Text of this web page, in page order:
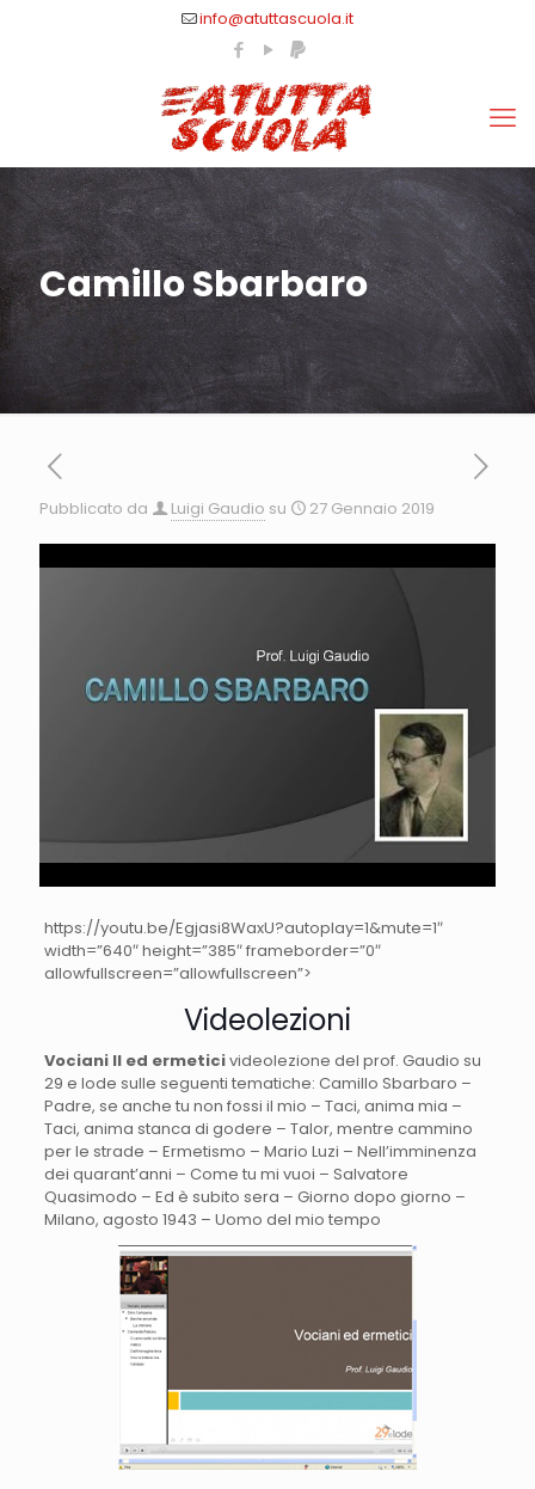
info@atuttascuola.it
Camillo Sbarbaro
Pubblicato da Luigi Gaudio su 27 Gennaio 2019
https://youtu.be/Egjasi8WaxU?autoplay=1&mute=1″
width=”640″ height=”385″ frameborder=”0″
allowfullscreen=”allowfullscreen”>
Videolezioni
Vociani II ed ermeticivideolezione del prof. Gaudio su
29 e lode sulle seguenti tematiche: Camillo Sbarbaro –
Padre, se anche tu non fossi il mio – Taci, anima mia –
Taci, anima stanca di godere – Talor, mentre cammino
per le strade – Ermetismo – Mario Luzi – Nell’imminenza
dei quarant’anni – Come tu mi vuoi – Salvatore
Quasimodo – Ed è subito sera – Giorno dopo giorno –
Milano, agosto 1943 – Uomo del mio tempo